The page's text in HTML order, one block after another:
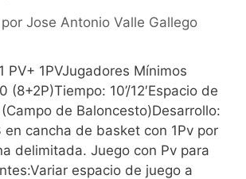
por Jose Antonio Valle Gallego
PV+ 1PVJugadores Mínimos
(8+2P)Tiempo: 10’/12′Espacio de
de Baloncesto)Desarrollo:
cancha de basket con 1Pv por
delimitada. Juego con Pv para
espacio de juego a